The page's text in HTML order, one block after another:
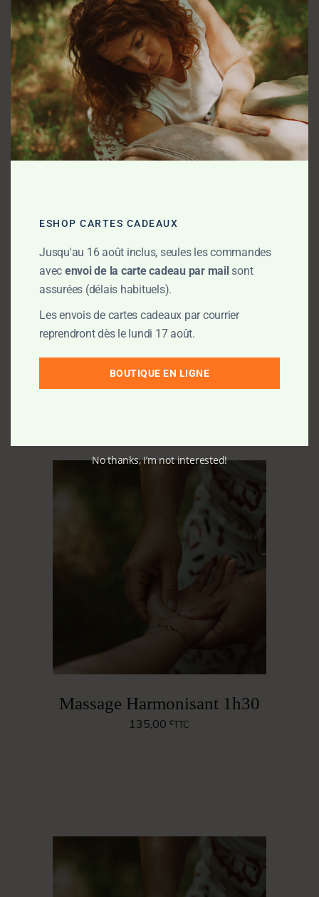
Catégorie : Massages Corps
Avis (0)
Il n’y a pas encore d’avis.
Seuls les clients connectés ayant acheté
ce produit ont la possibilité de laisser un
avis.
Massage Harmonisant 1h30
135,00€TTC
ESHOP CARTES CADEAUX
Jusqu'au 16 août inclus, seules les commandes
avec envoi de la carte cadeau par mailsont
assurées (délais habituels).
Les envois de cartes cadeaux par courrier
reprendront dès le lundi 17 août.
BOUTIQUE EN LIGNE
No thanks, I’m not interested!